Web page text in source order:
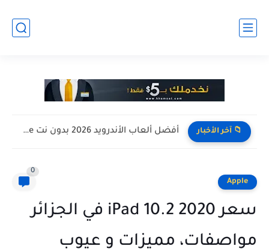
📁 آخر الأخبار افضل تجميعة كمبيوتر للالعاب بأرخص سعر ممكن ! تجميعة Pc...
Apple
0
سعر iPad 10.2 2020 في الجزائر
مواصفات، مميزات و عيوب